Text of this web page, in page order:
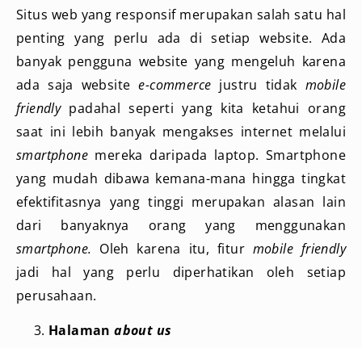
Situs web yang responsif merupakan salah satu hal
penting yang perlu ada di setiap website. Ada
banyak pengguna website yang mengeluh karena
ada saja websitee-commerce justru tidak mobile
friendlypadahal seperti yang kita ketahui orang
saat ini lebih banyak mengakses internet melalui
smartphone mereka daripada laptop. Smartphone
yang mudah dibawa kemana-mana hingga tingkat
efektifitasnya yang tinggi merupakan alasan lain
dari banyaknya orang yang menggunakan
smartphone. Oleh karena itu, fitur mobile friendly
jadi hal yang perlu diperhatikan oleh setiap
perusahaan.
Halamanabout us